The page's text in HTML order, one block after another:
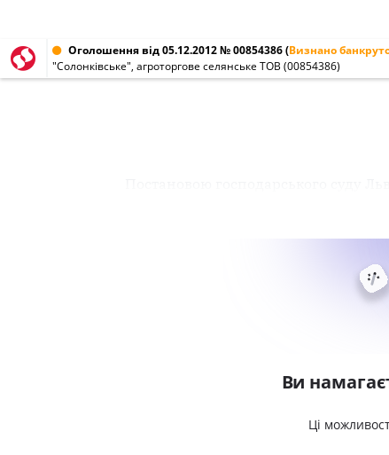
Оголошення від 05.12.2012 № 00854386(Визнано
"Солонківське", агроторгове селянське ТОВ (00854386)
Ви
Ці